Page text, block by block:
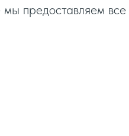
предоставляем